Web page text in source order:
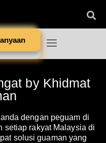
by Khidmat
dengan peguam di
setiap rakyat Malaysia di
solusi guaman yang